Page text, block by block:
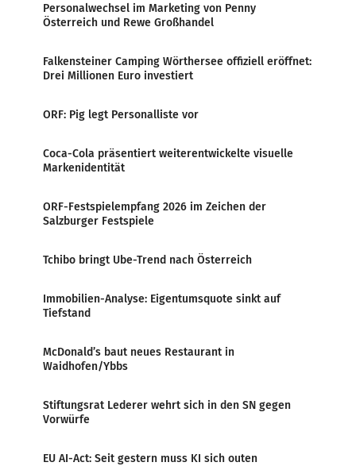
Personalwechsel im Marketing von Penny
Österreich und Rewe Großhandel
Falkensteiner Camping Wörthersee offiziell eröffnet:
Drei Millionen Euro investiert
ORF: Pig legt Personalliste vor
Coca-Cola präsentiert weiterentwickelte visuelle
Markenidentität
ORF-Festspielempfang 2026 im Zeichen der
Salzburger Festspiele
Tchibo bringt Ube-Trend nach Österreich
Immobilien-Analyse: Eigentumsquote sinkt auf
Tiefstand
McDonald’s baut neues Restaurant in
Waidhofen/Ybbs
Stiftungsrat Lederer wehrt sich in den SN gegen
Vorwürfe
EU AI-Act: Seit gestern muss KI sich outen